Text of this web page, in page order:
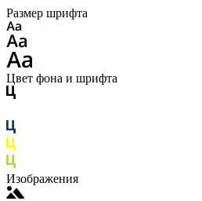
Размер шрифта
Цвет фона и шрифта
Изображения